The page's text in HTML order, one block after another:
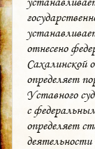
отнесено
Сахалинской
определяет
Уставного
с
определяет